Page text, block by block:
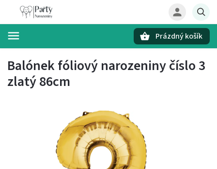
Prázdný košík
Balónek fóliový narozeniny číslo 3
zlatý 86cm